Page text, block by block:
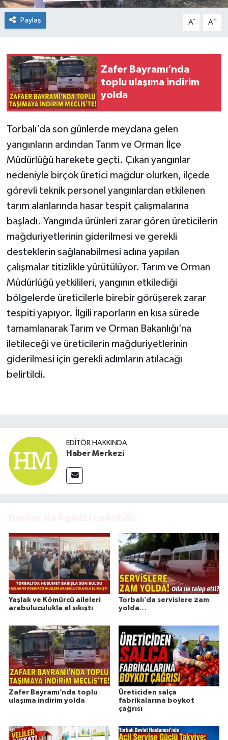
Paylaş A- A+
Zafer Bayramı’nda
toplu ulaşıma indirim
yolda
Torbalı’da son günlerde meydana gelen
yangınların ardından Tarım ve Orman İlçe
Müdürlüğü harekete geçti. Çıkan yangınlar
nedeniyle birçok üretici mağdur olurken, ilçede
görevli teknik personel yangınlardan etkilenen
tarım alanlarında hasar tespit çalışmalarına
başladı. Yangında ürünleri zarar gören üreticilerin
mağduriyetlerinin giderilmesi ve gerekli
desteklerin sağlanabilmesi adına yapılan
çalışmalar titizlikle yürütülüyor. Tarım ve Orman
Müdürlüğü yetkilileri, yangının etkilediği
bölgelerde üreticilerle birebir görüşerek zarar
tespiti yapıyor. İlgili raporların en kısa sürede
tamamlanarak Tarım ve Orman Bakanlığı’na
iletileceği ve üreticilerin mağduriyetlerinin
giderilmesi için gerekli adımların atılacağı
belirtildi.
EDITÖR HAKKINDA
Haber Merkezi
Yaşlak ve Kömürcü aileleri
arabuluculukla el sıkıştı
Torbalı’da servislere zam
yolda…
Zafer Bayramı’nda toplu
ulaşıma indirim yolda
Üreticiden salça
fabrikalarına boykot
çağrısı